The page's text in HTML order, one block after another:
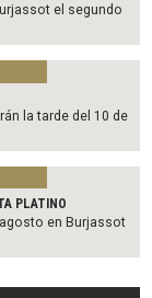
el segundo
la tarde del 10 de
PLATINO
en Burjassot